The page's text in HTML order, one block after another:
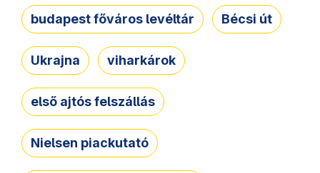
budapest főváros levéltár Bécsi út
Ukrajna viharkárok
első ajtós felszállás
Nielsen piackutató